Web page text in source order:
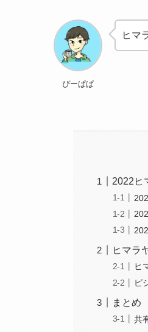
ぴーぱぱ
ヒマ
2022ヒ
ヒマラ
ヒ
ピ
まとめ
共